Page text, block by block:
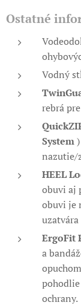
Ostatné
Vodný
rebrá
System
nazutie/
HEEL
obuvi aj
obuvi je
ErgoFit
a
ochrany.